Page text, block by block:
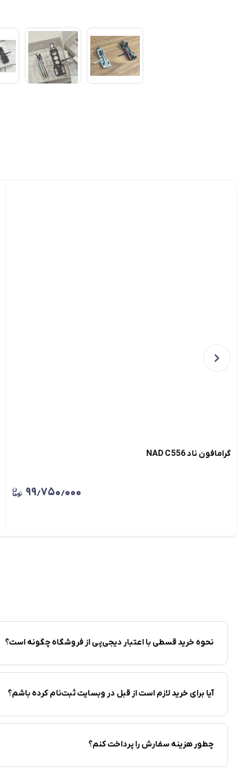
گرامافون ناد NAD C556
۹۹٫۷۵۰٫۰۰۰
نحوه خرید قسطی با اعتبار دیجی‌پی از فروشگاه‌ چگونه است؟
آیا برای خرید لازم است از قبل در وبسایت ثبت‌نام کرده باشم؟
چطور هزینه سفارش را پرداخت کنم؟